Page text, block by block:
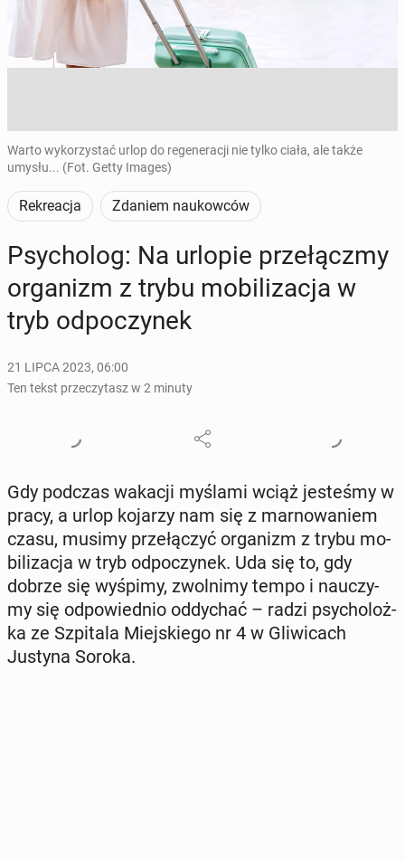
Warto wykorzystać urlop do regeneracji nie tylko ciała, ale także
umysłu... (Fot. Getty Images)
Rekreacja Zdaniem naukowców
Psy­cho­log: Na urlopie prze­łącz­my
or­ga­nizm z trybu mo­bi­li­za­cja w
tryb od­po­czy­nek
21 LIPCA 2023, 06:00
Ten tekst przeczytasz w 2 minuty
Gdy podczas wakacji myślami wciąż je­ste­śmy w
pracy, a urlop kojarzy nam się z mar­no­wa­niem
czasu, musimy prze­łą­czyć or­ga­nizm z trybu mo­
bi­li­za­cja w tryb od­po­czy­nek. Uda się to, gdy
dobrze się wyśpimy, zwol­ni­my tempo i na­uczy­
my się od­po­wied­nio od­dy­chać – radzi psy­cho­loż­
ka ze Szpi­ta­la Miej­skie­go nr 4 w Gli­wi­cach
Justyna Soroka.